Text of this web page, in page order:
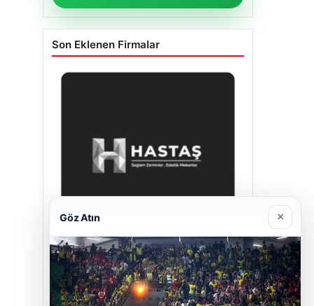
Son Eklenen Firmalar
Hastaş Beton
26/05/2026
Göz Atın ×